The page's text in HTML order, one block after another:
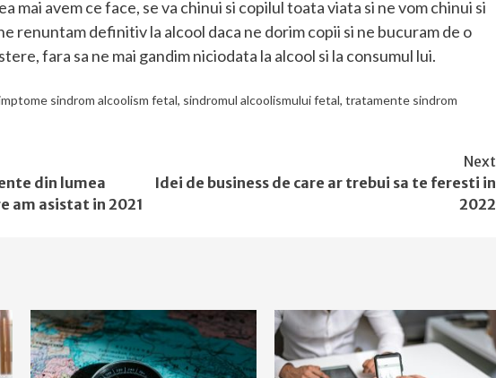
mai avem ce face, se va chinui si copilul toata viata si ne vom chinui si
renuntam definitiv la alcool daca ne dorim copii si ne bucuram de o
fara sa ne mai gandim niciodata la alcool si la consumul lui.
sindrom alcoolism fetal, sindromul alcoolismului fetal, tratamente sindrom
din lumea
am asistat in 2021
Next
Idei de business de care ar trebui sa te feresti in
2022